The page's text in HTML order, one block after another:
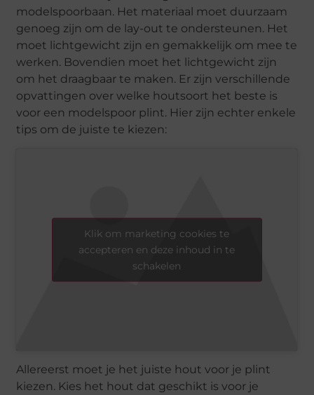
modelspoorbaan. Het materiaal moet duurzaam
genoeg zijn om de lay-out te ondersteunen. Het
moet lichtgewicht zijn en gemakkelijk om mee te
werken. Bovendien moet het lichtgewicht zijn
om het draagbaar te maken. Er zijn verschillende
opvattingen over welke houtsoort het beste is
voor een modelspoor plint. Hier zijn echter enkele
tips om de juiste te kiezen:
Klik om marketing cookies te
accepteren en deze inhoud in te
schakelen
Allereerst moet je het juiste hout voor je plint
kiezen. Kies het hout dat geschikt is voor je